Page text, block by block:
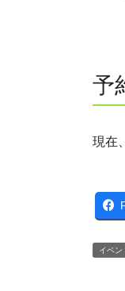
予
現在
イベン